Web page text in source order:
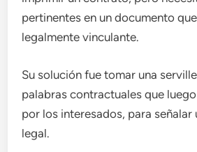
pertinentes en un documento
legalmente vinculante.
Su solución fue tomar una
palabras contractuales que
por los interesados, para señalar
legal.